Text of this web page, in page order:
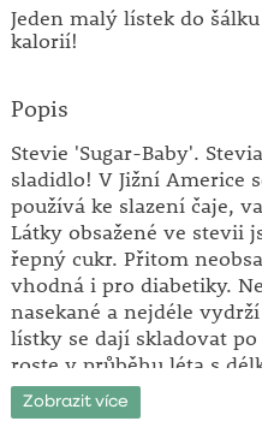
Jeden malý lístek do
kalorií!
Popis
Stevie 'Sugar-Baby'.
sladidlo! V Jižní Americe
používá ke slazení čaje,
Látky obsažené ve stevii
řepný cukr. Přitom
vhodná i pro diabetiky.
nasekané a nejdéle
lístky se dají skladovat
roste v průběhu léta s
svitu. Stevie je
pěstovat venku, ale
Zobrazit více